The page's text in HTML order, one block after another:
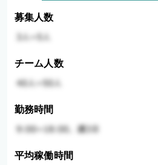
募集人数
チーム人数
勤務時間
平均稼働時間